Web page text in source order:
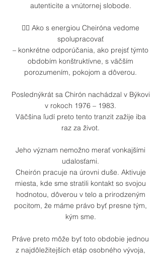
autenticite a vnútornej slobode.
👉🏼 Ako s energiou Cheiróna vedome
spolupracovať
– konkrétne odporúčania, ako prejsť týmto
obdobím konštruktívne, s väčším
porozumením, pokojom a dôverou.
Poslednýkrát sa Chirón nachádzal v Býkovi
v rokoch 1976 – 1983.
Väčšina ľudí preto tento tranzit zažije iba
raz za život.
Jeho význam nemožno merať vonkajšími
udalosťami.
Cheirón pracuje na úrovni duše. Aktivuje
miesta, kde sme stratili kontakt so svojou
hodnotou, dôverou v telo a prirodzeným
pocitom, že máme právo byť presne tým,
kým sme.
Práve preto môže byť toto obdobie jednou
z najdôležitejších etáp osobného vývoja,